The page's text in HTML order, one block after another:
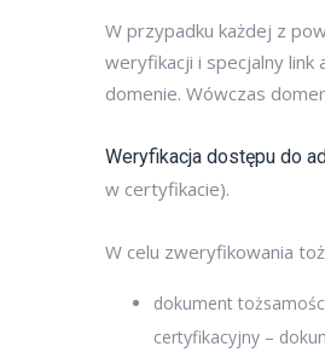
W przypadku każdej z
weryfikacji i specjalny
domenie. Wówczas
Weryfikacja dostępu do
w certyfikacie).
W celu zweryfikowania
dokument
certyfikacyjny –